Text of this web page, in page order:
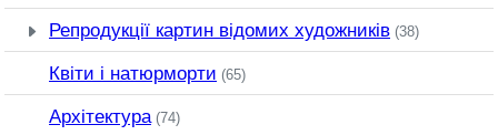
Репродукції картин відомих художників (38)
Квіти і натюрморти (65)
Архітектура(74)